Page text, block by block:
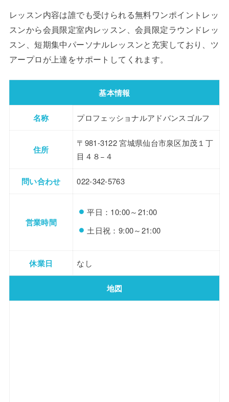
レッスン内容は誰でも受けられる無料ワンポイントレッ
スンから会員限定室内レッスン、会員限定ラウンドレッ
スン、短期集中パーソナルレッスンと充実しており、ツ
アープロが上達をサポートしてくれます。
基本情報
名称 プロフェッショナルアドバンスゴルフ
住所
〒981-3122 宮城県仙台市泉区加茂１丁
目４８−４
問い合わせ 022-342-5763
営業時間
平日：10:00～21:00
土日祝：9:00～21:00
休業日 なし
地図